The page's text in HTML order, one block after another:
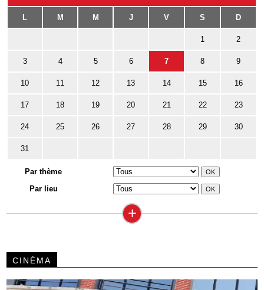
L M M J V S D
1 2
3 4 5 6 7 8 9
10 11 12 13 14 15 16
17 18 19 20 21 22 23
24 25 26 27 28 29 30
31
Par thème
Par lieu
+
CINÉMA